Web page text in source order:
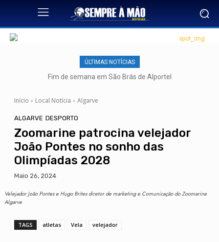
ÚLTIMAS NOTÍCIAS
Fim de semana em São Brás de Alportel
Início Local Notícia Algarve
ALGARVE DESPORTO
Zoomarine patrocina velejador
João Pontes no sonho das
Olimpíadas 2028
Maio 26, 2024
Velejador João Pontes e Hugo Brites diretor de marketing e Comunicação do Zoomarine
Algarve
TAGS atletas Vela velejador